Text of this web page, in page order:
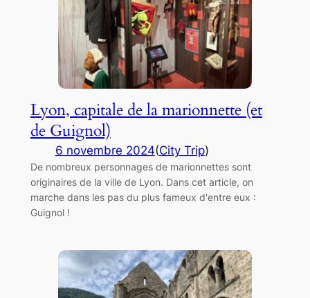
Lyon, capitale de la marionnette (et
de Guignol)
6 novembre 2024(City Trip)
De nombreux personnages de marionnettes sont
originaires de la ville de Lyon. Dans cet article, on
marche dans les pas du plus fameux d'entre eux :
Guignol !